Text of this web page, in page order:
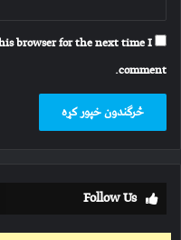
browser for the next time I
comment.
Follow Us